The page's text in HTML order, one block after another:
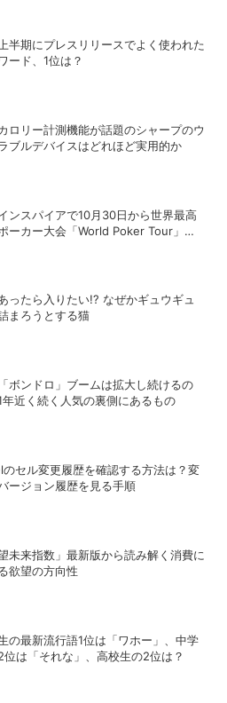
半期にプレスリリースでよく使われた
ード、1位は？
ロリー計測機能が話題のシャープのウ
ブルデバイスはどれほど実用的か
ンスパイアで10月30日から世界最高
ーカー大会「World Poker Tour」を
ったら入りたい!? なぜかギュウギュ
まろうとする猫
ボンドロ」ブームは拡大し続けるの
年近く続く人気の裏側にあるもの
のセル変更履歴を確認する方法は？変
ージョン履歴を見る手順
望未来指数」最新版から読み解く消費に
欲望の方向性
の最新流行語1位は「ワホー」、中学
位は「それな」、高校生の2位は？